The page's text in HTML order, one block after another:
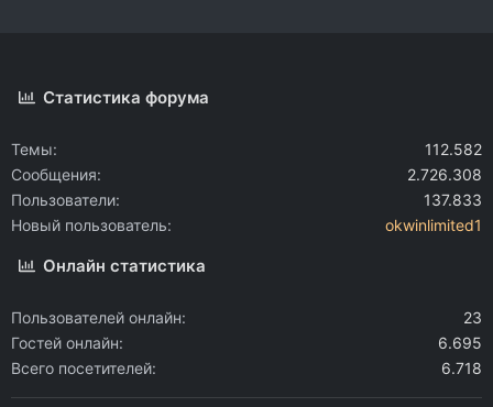
Статистика форума
Темы
112.582
Сообщения
2.726.308
Пользователи
137.833
Новый пользователь
okwinlimited1
Онлайн статистика
Пользователей онлайн
23
Гостей онлайн
6.695
Всего посетителей
6.718